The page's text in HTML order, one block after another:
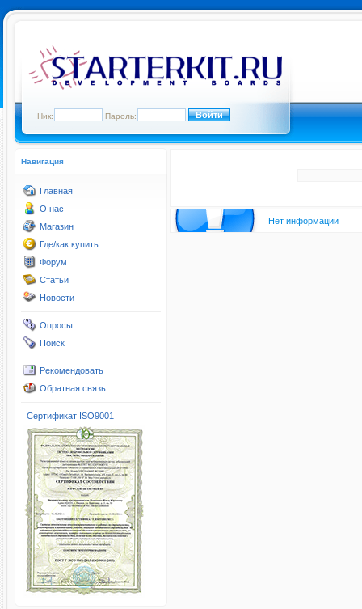
Ник: Пароль:
Навигация
Главная
О нас
Магазин
Где/как купить
Форум
Статьи
Новости
Опросы
Поиск
Рекомендовать
Обратная связь
Сертификат ISO9001
Нет информации